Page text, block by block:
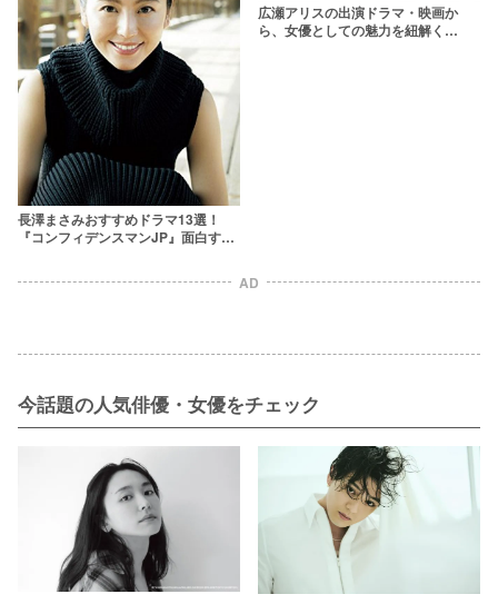
長澤まさみおすすめドラマ13選！
『コンフィデンスマンJP』面白す
広瀬アリスの出演ドラマ・映画か
ら、女優としての魅力を紐解く
AD
今話題の人気俳優・女優をチェック